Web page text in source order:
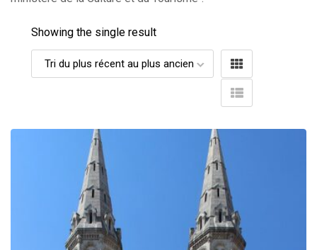
Showing the single result